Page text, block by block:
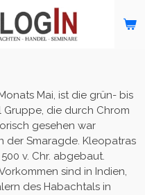
Mai, ist die grün- bis
die durch Chrom
gesehen war
der Smaragde. Kleopatras
v. Chr. abgebaut.
sind in Indien,
des Habachtals in